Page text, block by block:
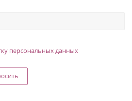
персональных данных